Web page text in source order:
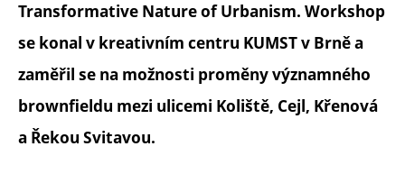
Transformative Nature of Urbanism. Workshop
se konal v kreativním centru KUMST v Brně a
zaměřil se na možnosti proměny významného
brownfieldu mezi ulicemi Koliště, Cejl, Křenová
a Řekou Svitavou.